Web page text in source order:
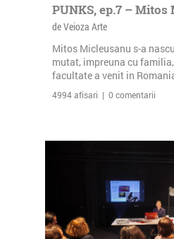
PUNKS, ep.7 –
de Veioza Arte
Mitos Micleusanu s-a
mutat, impreuna cu
facultate a venit in
4994 afisari | 0 comentarii